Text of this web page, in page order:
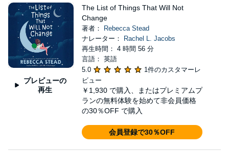
プレビューの
再生
The List of Things That Will Not
Change
著者：
Rebecca Stead
ナレーター：
Rachel L. Jacobs
再生時間： 4 時間 56 分
言語： 英語
5.0
1件のカスタマーレ
ビュー
￥1,930 で購入、またはプレミアムプ
ランの無料体験を始めて非会員価格
の30％OFF で購入
会員登録で30％OFF